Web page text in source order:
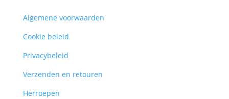
Algemene voorwaarden
Cookie beleid
Privacybeleid
Verzenden en retouren
Herroepen